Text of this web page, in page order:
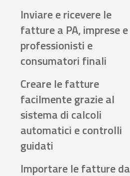
Inviare e ricevere le
fatture a PA, imprese e
professionisti e
consumatori finali
Creare le fatture
facilmente grazie al
sistema di calcoli
automatici e controlli
guidati
Importare le fatture da